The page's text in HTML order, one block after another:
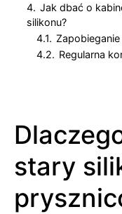
4. Jak dbać o
silikonu?
4.1.
4.2. Regularna
stary